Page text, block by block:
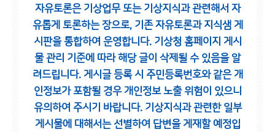
자유토론은 기상업무 또는 기상지식과 관련해서 자
유롭게 토론하는 장으로, 기존 자유토론과 지식샘 게
시판을 통합하여 운영합니다. 기상청 홈페이지 게시
물 관리 기준에 따라 해당 글이 삭제될 수 있음을 알
려드립니다. 게시글 등록 시 주민등록번호와 같은 개
인정보가 포함될 경우 개인정보 노출 위험이 있으니
유의하여 주시기 바랍니다. 기상지식과 관련한 일부
게시물에 대해서는 선별하여 답변을 게재할 예정입